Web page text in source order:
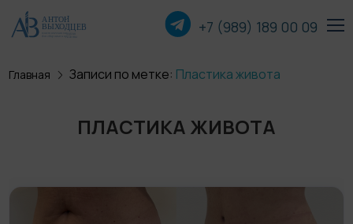
+7 (989) 189 00 09
Пластика лица
Пластика груди
Прочие операции
Главная Записи по метке: Пластика живота
ПЛАСТИКА ЖИВОТА